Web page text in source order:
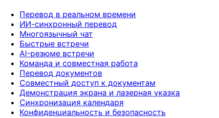
Перевод в реальном времени
ИИ-синхронный перевод
Многоязычный чат
Быстрые встречи
AI-резюме встречи
Команда и совместная работа
Перевод документов
Совместный доступ к документам
Демонстрация экрана и лазерная указка
Синхронизация календаря
Конфиденциальность и безопасность